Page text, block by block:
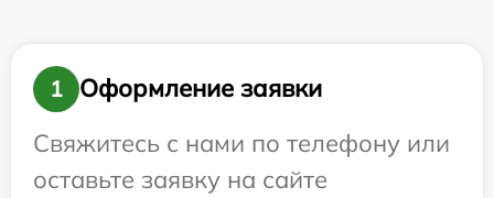
1
Оформление заявки
Свяжитесь с нами по телефону или
оставьте заявку на сайте